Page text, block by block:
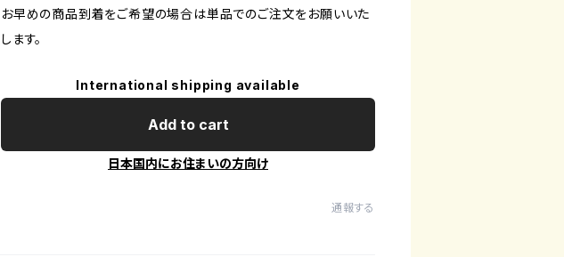
お早めの商品到着をご希望の場合は単品でのご注文をお願いいた
します。
International shipping available
Add to cart
日本国内にお住まいの方向け
通報する